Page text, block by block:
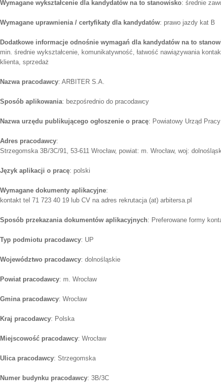
Wymagane wykształcenie dla kandydatów na to stanowisko: średnie
Wymagane uprawnienia / certyfikaty dla kandydatów: prawo jazdy kat B
Dodatkowe informacje odnośnie wymagań dla kandydatów na to
min. średnie wykształcenie, komunikatywność, łatwość nawiązywania
klienta, sprzedaż
Nazwa pracodawcy: ARBITER S.A.
Sposób aplikowania: bezpośrednio do pracodawcy
Nazwa urzędu publikującego ogłoszenie o pracę: Powiatowy Urząd
Adres pracodawcy:
Strzegomska 3B/3C/91, 53-611 Wrocław, powiat: m. Wrocław, woj:
Język aplikacji o pracę: polski
Wymagane dokumenty aplikacyjne:
kontakt tel 71 723 40 19 lub CV na adres rekrutacja (at) arbitersa.pl
Sposób przekazania dokumentów aplikacyjnych: Preferowane formy
Typ podmiotu pracodawcy: UP
Województwo pracodawcy: dolnośląskie
Powiat pracodawcy: m. Wrocław
Gmina pracodawcy: Wrocław
Kraj pracodawcy: Polska
Miejscowość pracodawcy: Wrocław
Ulica pracodawcy: Strzegomska
Numer budynku pracodawcy: 3B/3C